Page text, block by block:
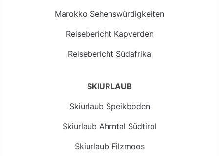
Marokko Sehenswürdigkeiten
Reisebericht Kapverden
Reisebericht Südafrika
SKIURLAUB
Skiurlaub Speikboden
Skiurlaub Ahrntal Südtirol
Skiurlaub Filzmoos